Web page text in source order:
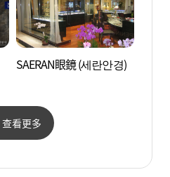
SAERAN眼鏡 (세란안경)
查看更多